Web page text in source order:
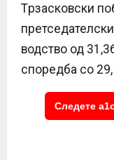
Tрзасковски
водство од
споредба со
Следете